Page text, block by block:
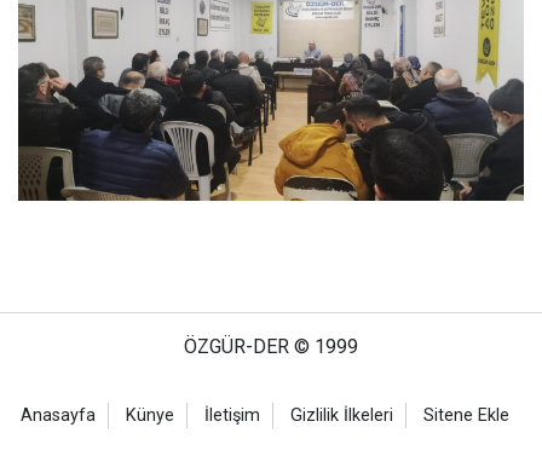
ÖZGÜR-DER © 1999
Anasayfa Künye İletişim Gizlilik İlkeleri Sitene Ekle